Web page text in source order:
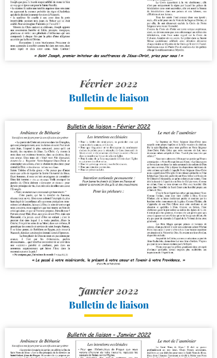
Février 2022
Bulletin de liaison
Janvier 2022
Bulletin de liaison